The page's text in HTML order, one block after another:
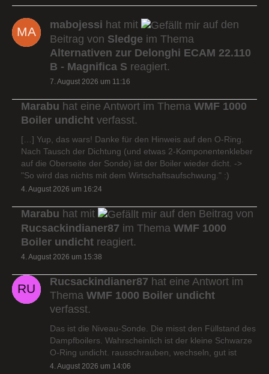
mabojessi hat mit
auf den
Beitrag von Sledge im Thema
Alternativen zur Delonghi ECAM 22.110
B - Magnifica S reagiert.
7. August 2026 um 11:16
Marabu hat eine Antwort im Thema WMF 1000
Boiler undicht verfasst.
[…] Yup, das wars! Danke für den Hinweis auf den O-Ring.
Nach Tausch der Dichtung (und etwas 2-Komponentenkleber
auf die Oberseite der Sonde) ist der Boiler wieder dicht. ->
"So wird das nichts mit dem Wirtschaftsaufschwung." :)
4. August 2026 um 16:24
Marabu hat mit
auf den Beitrag von
Rucsackindianer87 im Thema WMF 1000
Boiler undicht reagiert.
4. August 2026 um 15:38
Rucsackindianer87 hat eine Antwort im
Thema WMF 1000 Boiler undicht
verfasst.
Das ist die Niveau-Sonde. Die misst den Füllstand des
Dampfboilers. Wahrscheinlich ist der kleine Schwarze
O-Ring undicht. rausschrauben, wechseln, gut ist
4. August 2026 um 14:06